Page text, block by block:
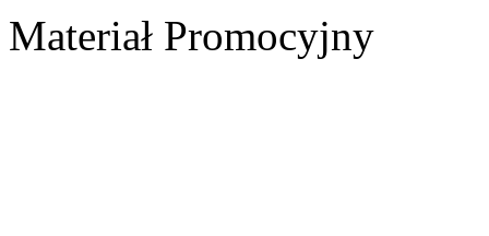
Materiał Promocyjny